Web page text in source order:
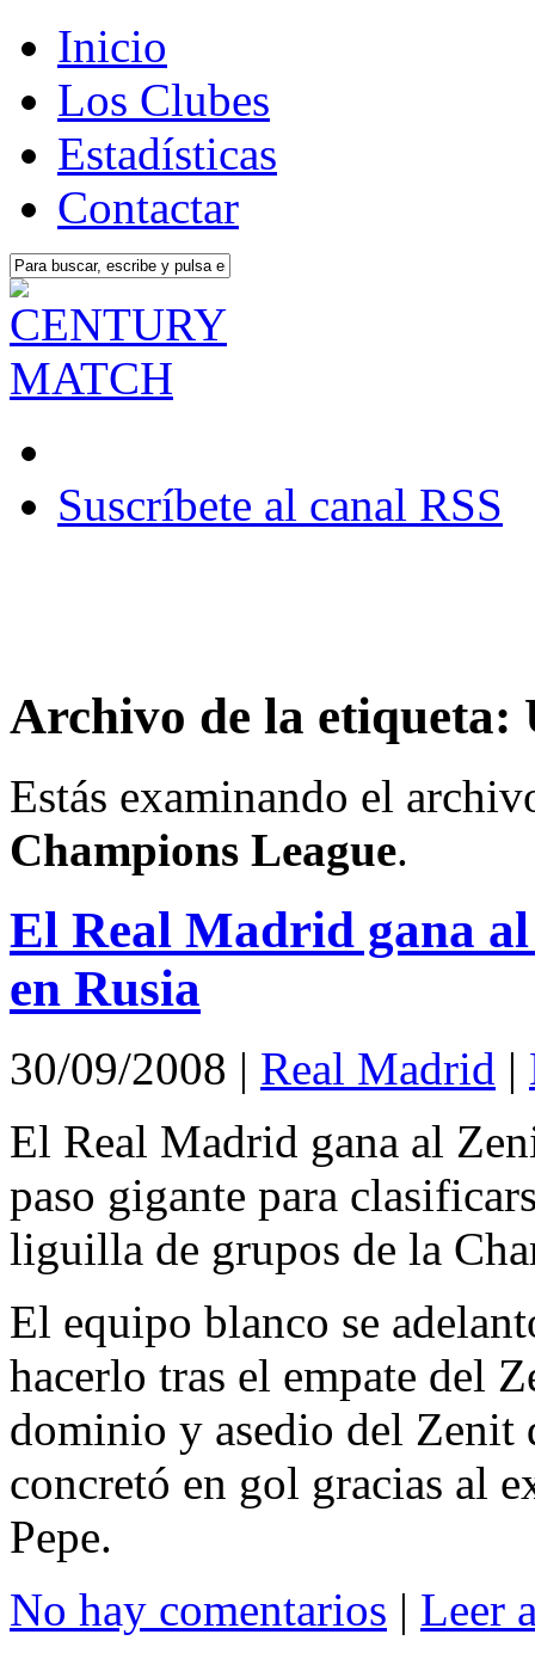
Inicio
Los Clubes
Estadísticas
Contactar
Suscríbete al canal RSS
Archivo de la etiqueta:
Estás examinando el
Champions League.
El Real Madrid gana
en Rusia
30/09/2008 | Real Madrid |
El Real Madrid gana al
paso gigante para
liguilla de grupos de la
El equipo blanco se
hacerlo tras el empate del
dominio y asedio del Zenit
concretó en gol gracias al
Pepe.
No hay comentarios | Leer